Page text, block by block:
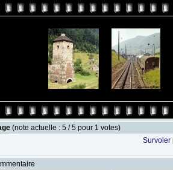
(note actuelle : 5 / 5 pour 1 votes)
Survoler